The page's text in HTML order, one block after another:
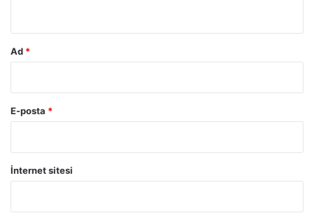
ğ
t
ı
l
y
e
n
n
s
o
u
g
e
Ad *
E-posta *
İnternet sitesi